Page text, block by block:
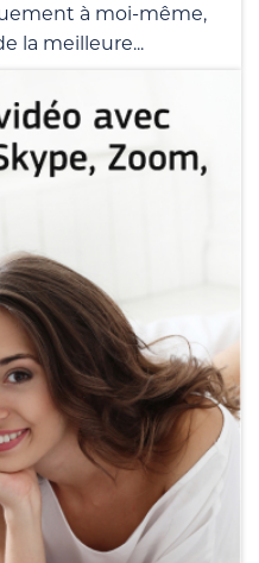
à moi-même,
la meilleure...